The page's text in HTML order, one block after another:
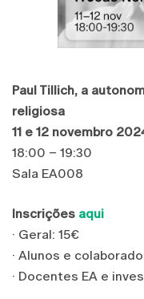
Paul Tillich, a
religiosa
11 e 12 novembro
18:00 – 19:30
Sala EA008
Inscrições aqui
· Geral: 15€
· Alunos e
· Docentes EA e